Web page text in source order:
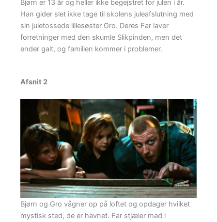
Bjørn er 13 år og heller ikke begejstret for julen i år.
Han gider slet ikke tage til skolens juleafslutning med
sin juletossede lillesøster Gro. Deres Far laver
forretninger med den skumle Slikpinden, men det
ender galt, og familien kommer i problemer.
Afsnit 2
Bjørn og Gro vågner op på loftet og opdager hvilket
mystisk sted, de er havnet. Far stjæler mad i